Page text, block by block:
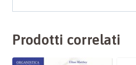
Prodotti correlati